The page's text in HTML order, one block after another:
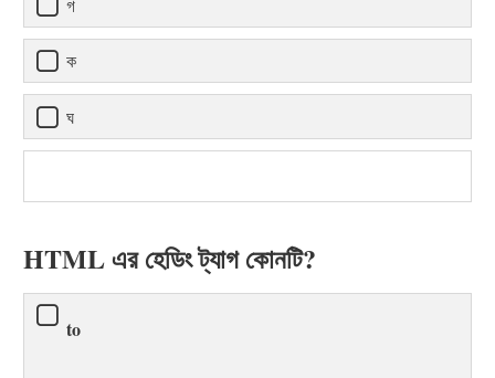
গ
ক
ঘ
HTML এর হেডিং ট্যাগ কোনটি?
to